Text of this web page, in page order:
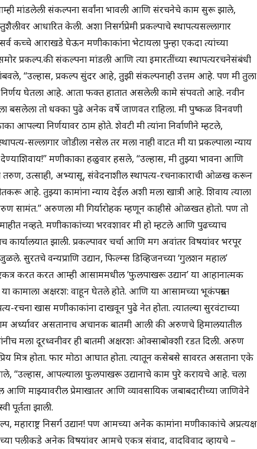
मांडलेली संकल्पना सर्वांना भावली आणि संरचनेचे काम सुरू झाले,
आधारित केली. अशा निसर्गप्रेमी प्रकल्पाचे स्थापत्यसल्लागार
कच्चे आराखडे घेऊन मणीकाकांना भेटायला पुन्हा एकदा त्यांच्या
प्रकल्प.की संकल्पना मांडली आणि त्या इमारतींच्या स्थापत्यरचनेसंबंधी
“उल्हास, प्रकल्प सुंदर आहे, तुझी संकल्पनाही उत्तम आहे. पण मी तुला
निर्णय घेतला आहे. आता फक्त हातात असलेली कामे संपवतो आहे. नवीन
बसलेला तो धक्का पुढे अनेक वर्षे जाणवत राहिला. मी पुष्कळ विनवणी
आपल्या निर्णयावर ठाम होते. शेवटी मी त्यांना निर्वाणीने म्हटले,
सल्लागार जोडीला नसेल तर मला नाही वाटत मी या प्रकल्पाला न्याय
मणीकाका हळुवार हसले, “उल्हास, मी तुझ्या भावना आणि
तरुण, उत्साही, अभ्यासू, संवेदनाशील स्थापत्य-रचनाकाराची ओळख करून
आहे. तुझ्या कामांना न्याय देईल अशी मला खात्री आहे. शिवाय त्याला
सामंत.” अरुणला मी गिर्यारोहक म्हणून काहीसे ओळखत होतो. पण तो
नव्हते. मणीकाकांच्या भरवशावर मी हो म्हटले आणि पुढच्याच
झाली. प्रकल्पावर चर्चा आणि मग अवांतर विषयांवर भरपूर
सुरतचे वन्यप्राणि उद्यान, फिल्म्स डिव्हिजनच्या ‘गुलशन महाल’
एकत्र करत करत आम्ही आसाममधील ‘फुलपाखरू उद्यान’ या आहानात्मक
कामाला अक्षरश: वाहून घेतले होते. आणि या आसामच्या भूकंपग्रस्त
रचना खास मणीकाकांना दाखवून पुढे नेत होता. त्यातल्या सुरवंटाच्या
अर्ध्यावर असतानाच अचानक बातमी आली की अरुणचे हिमालयातील
मला दूरध्वनीवर ही बातमी अक्षरशः ओक्साबोक्शी रडत दिली. अरुण
मित्र होता. फार मोठा आघात होता. त्यातून कसेबसे सावरत असताना एके
“उल्हास, आपल्याला फुलपाखरू उद्यानाचे काम पुरे करायचे आहे. चला
आणि माझ्यावरील प्रेमाखातर आणि व्यावसायिक जबाबदारीच्या जाणिवेने
पूर्तता झाली.
निसर्ग उद्यान! पण आमच्या अनेक कामांना मणीकाकांचे अप्रत्यक्ष
पलीकडे अनेक विषयांवर आमचे एकत्र संवाद, वादविवाद व्हायचे –